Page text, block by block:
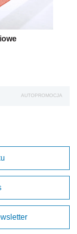
AUTOPROMOCJA